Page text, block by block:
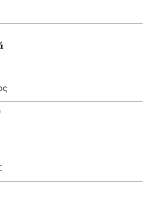
σχετικά με το νερό…
των άλλων και μετά τα